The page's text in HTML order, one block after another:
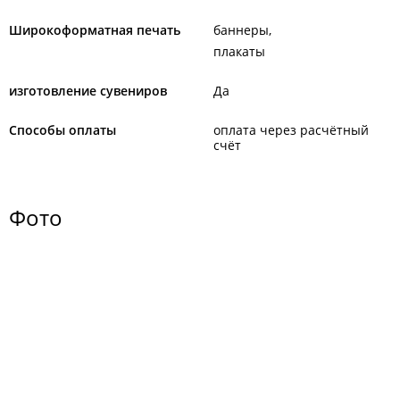
Широкоформатная печать
баннеры
плакаты
изготовление сувениров Да
Способы оплаты
оплата через расчётный
счёт
Фото